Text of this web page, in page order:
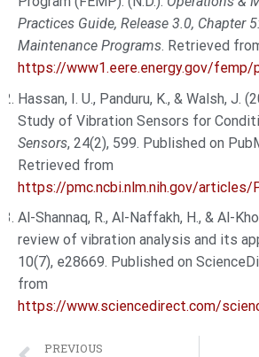
Practices Guide, Release 3.0, Chapter
Maintenance Programs. Retrieved
https://www1.eere.energy.gov/
Hassan, I. U., Panduru, K., & Walsh, J.
Study of Vibration Sensors for
Sensors, 24(2), 599. Published on
Retrieved from
https://pmc.ncbi.nlm.nih.gov/articles/
Al-Shannaq, R., Al-Naffakh, H., & Al-
review of vibration analysis and its
10(7), e28669. Published on
from
https://www.sciencedirect.com/
PREVIOUS